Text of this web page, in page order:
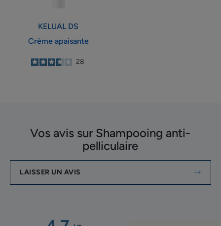
KELUAL DS
Crème apaisante
3.7
/
5
28
Vos avis sur Shampooing anti-
pelliculaire
LAISSER UN AVIS